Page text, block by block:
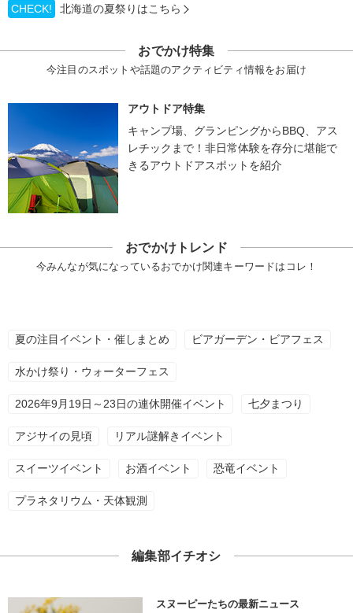
CHECK! 北海道の夏祭りはこちら
おでかけ特集
今注目のスポットや話題のアクティビティ情報をお届け
アウトドア特集
キャンプ場、グランピングからBBQ、アス
レチックまで！非日常体験を存分に堪能で
きるアウトドアスポットを紹介
おでかけトレンド
今みんなが気になっているおでかけ関連キーワードはコレ！
夏の注目イベント・催しまとめ ビアガーデン・ビアフェス
水かけ祭り・ウォーターフェス
2026年9月19日～23日の連休開催イベント 七夕まつり
アジサイの見頃 リアル謎解きイベント
スイーツイベント お酒イベント 恐竜イベント
プラネタリウム・天体観測
編集部イチオシ
スヌーピーたちの最新ニュース